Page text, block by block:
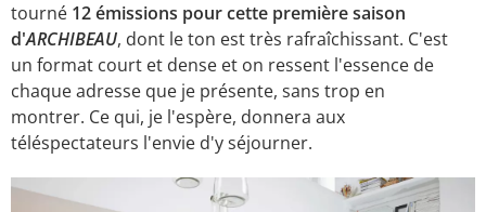
tourné 12 émissions pour cette première saison
d'ARCHIBEAU, dont le ton est très rafraîchissant. C'est
un format court et dense et on ressent l'essence de
chaque adresse que je présente, sans trop en
montrer. Ce qui, je l'espère, donnera aux
téléspectateurs l'envie d'y séjourner.